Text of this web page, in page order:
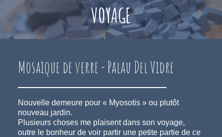
VOYAGE
Mosaïque de verre - Palau Del Vidre
Nouvelle demeure pour « Myosotis » ou plutôt
nouveau jardin.
Plusieurs choses me plaisent dans son voyage,
outre le bonheur de voir partir une petite partie de ce